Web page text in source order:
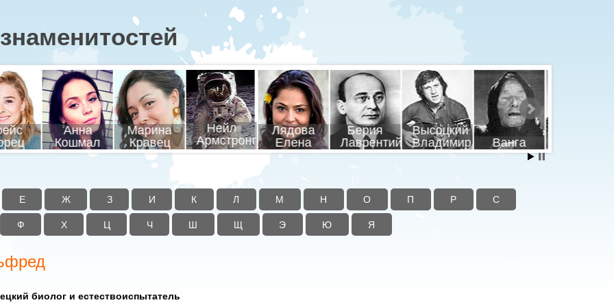
Ванга
Адольф
Гитлер
Гагарин
Юрий
Калашников
Михаил
Ленин
Владимир
Брюс Ли
Пушкин
Александр
Е Ж З И К Л М Н О П Р С
Ф Х Ц Ч Ш Щ Э Ю Я
биолог и естествоиспытатель